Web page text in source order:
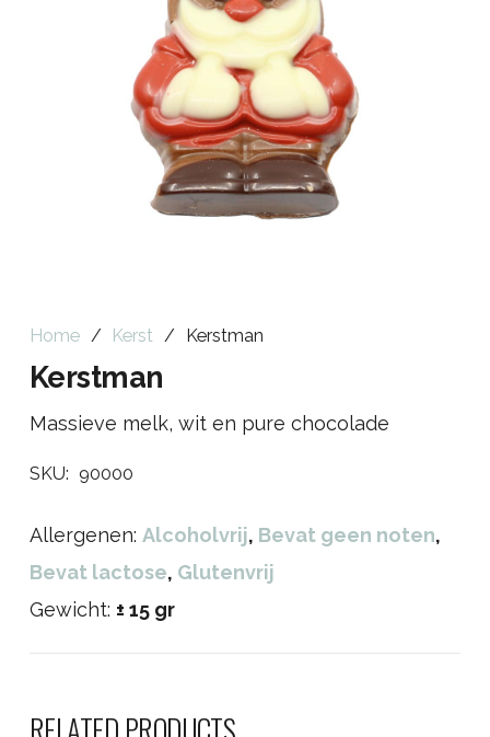
Home / Kerst / Kerstman
Kerstman
Massieve melk, wit en pure chocolade
SKU: 90000
Allergenen: Alcoholvrij, Bevat geen noten,
Bevat lactose, Glutenvrij
Gewicht: ± 15 gr